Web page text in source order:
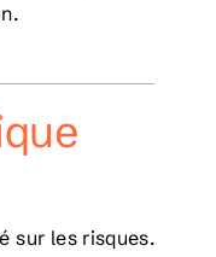
sur les risques.